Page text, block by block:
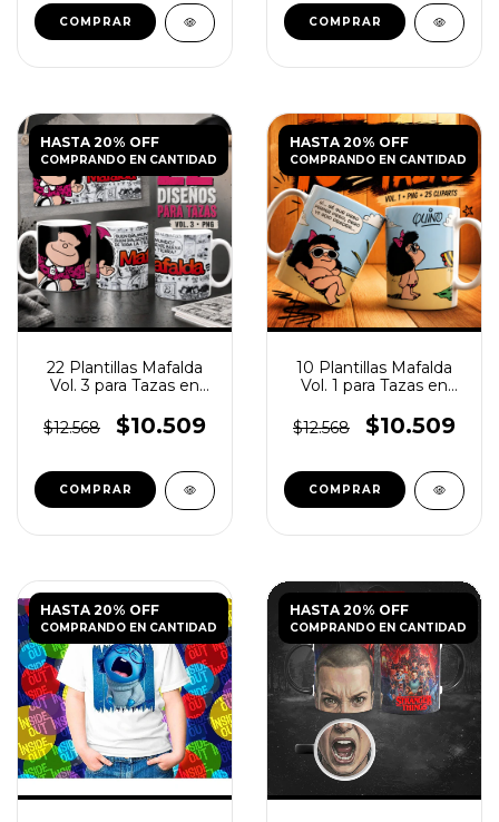
HASTA 20% OFF
COMPRANDO EN CANTIDAD
22 Plantillas Mafalda
Vol. 3 para Tazas en
$12.568
$10.509
HASTA 20% OFF
COMPRANDO EN CANTIDAD
10 Plantillas Mafalda
Vol. 1 para Tazas en
$12.568
$10.509
HASTA 20% OFF
COMPRANDO EN CANTIDAD
HASTA 20% OFF
COMPRANDO EN CANTIDAD